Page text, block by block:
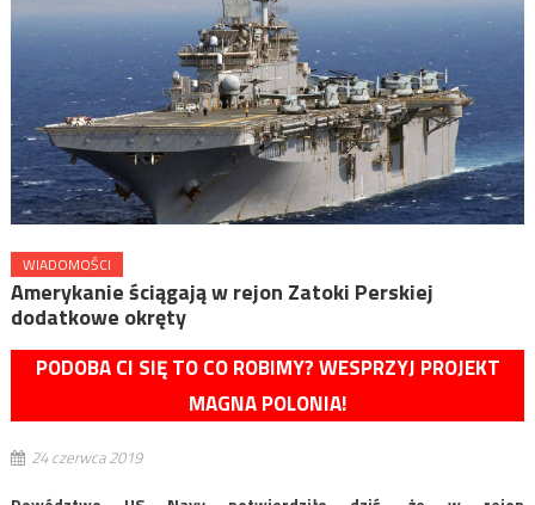
WIADOMOŚCI
Amerykanie ściągają w rejon Zatoki Perskiej
dodatkowe okręty
PODOBA CI SIĘ TO CO ROBIMY? WESPRZYJ PROJEKT
MAGNA POLONIA!
24 czerwca 2019